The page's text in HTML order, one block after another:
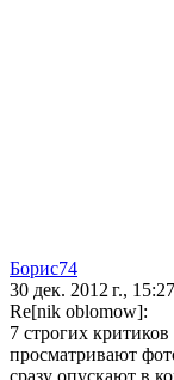
Борис74
30 дек. 2012 г.,
Re[nik oblomow]:
7 строгих
просматривают